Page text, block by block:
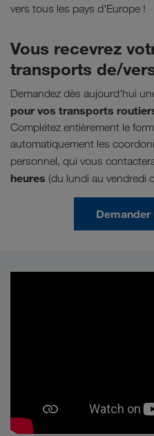
vers tous les pays d'Europe !
Vous recevrez
transports de/
Demandez dès aujourd'hui
pour vos transports
Complétez entièrement le
automatiquement les
personnel, qui vous
heures (du lundi au vendredi
Demander